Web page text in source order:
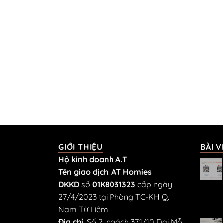
GIỚI THIỆU
Hộ kinh doanh A.T
Tên giao dịch: AT Homies
DKKD số 01K8031323 cấp ngày
27/4/2023 tại Phòng TC-KH Q.
Nam Từ Liêm
BÀI